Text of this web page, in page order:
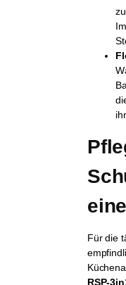
Für die
RSP-